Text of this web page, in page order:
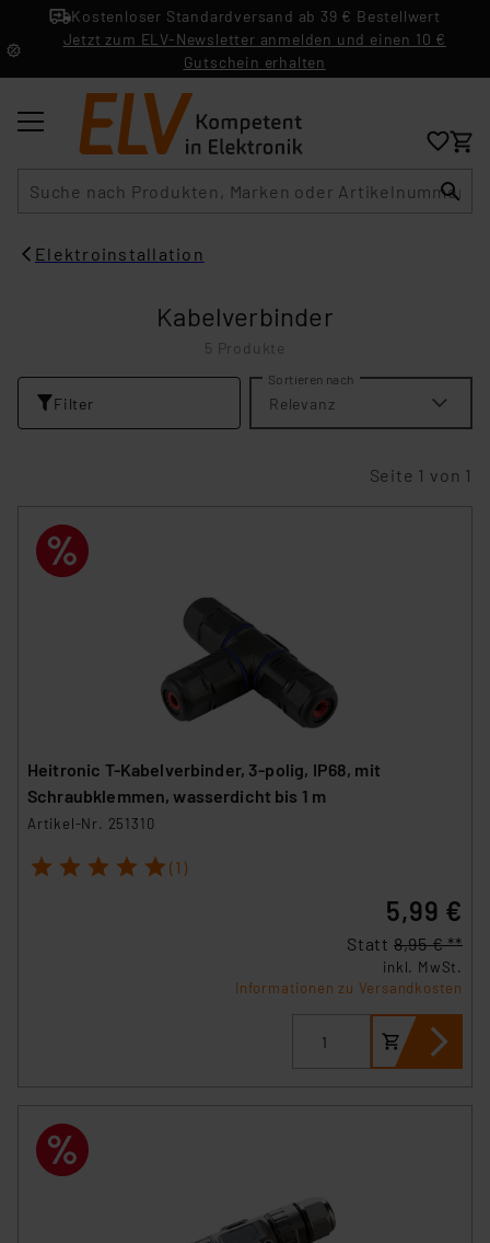
Kostenloser Standardversand ab 39 € Bestellwert
Jetzt zum ELV-Newsletter anmelden und einen 10 €
Gutschein erhalten
Elektroinstallation
Kabelverbinder
5 Produkte
Filter
Sortieren nach
Relevanz
Seite 1 von 1
Heitronic T-Kabelverbinder, 3-polig, IP68, mit
Schraubklemmen, wasserdicht bis 1 m
Artikel-Nr. 251310
1 2 3 4 5 (1)
5,99 €
Statt 8,95 € **
inkl. MwSt.
Informationen zu Versandkosten